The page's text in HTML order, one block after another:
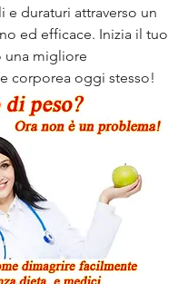
e duraturi attraverso un
ed efficace. Inizia il tuo
una migliore
corporea oggi stesso!